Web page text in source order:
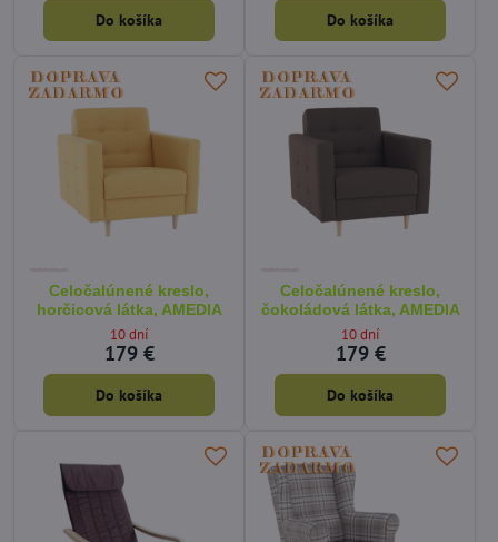
Do košíka Do košíka
Celočalúnené kreslo,
horčicová látka, AMEDIA
10 dní
179 €
Do košíka
Celočalúnené kreslo,
čokoládová látka, AMEDIA
10 dní
179 €
Do košíka